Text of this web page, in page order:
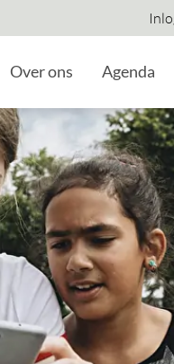
Over ons Agenda